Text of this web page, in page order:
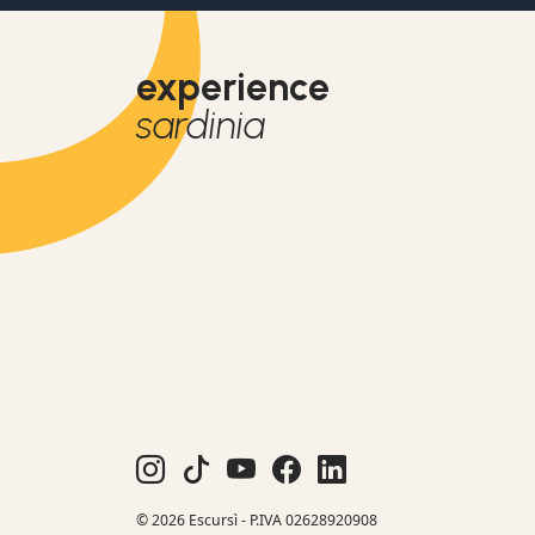
experience
sardinia
© 2026 Escursì - P.IVA 02628920908